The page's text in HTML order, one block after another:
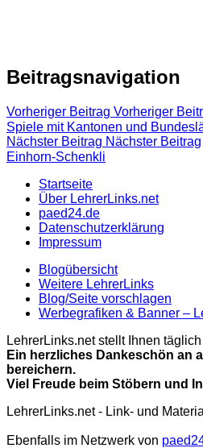
Beitragsnavigation
Vorheriger Beitrag Vorheriger
Spiele mit Kantonen und
Nächster Beitrag Nächster Beitrag
Einhorn-Schenkli
Startseite
Über LehrerLinks.net
paed24.de
Datenschutzerklärung
Impressum
Blogübersicht
Weitere LehrerLinks
Blog/Seite vorschlagen
Werbegrafiken & Banner –
LehrerLinks.net stellt Ihnen
Ein herzliches Dankeschön an
bereichern.
Viel Freude beim Stöbern und
LehrerLinks.net - Link- und
Ebenfalls im Netzwerk von